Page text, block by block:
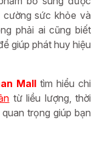
sức khỏe và
phải ai cũng biết
giúp phát huy hiệu
Malltìm hiểu chi
từ liều lượng, thời
trọng giúp bạn